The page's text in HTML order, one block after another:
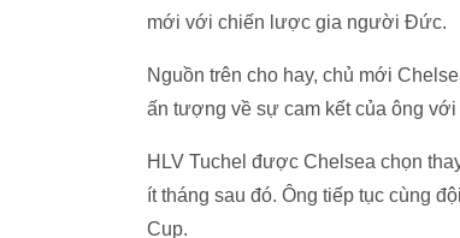
mới với chiến lược gia người Đức.
Nguồn trên cho hay, chủ mới
ấn tượng về sự cam kết của ông
HLV Tuchel được Chelsea chọn
ít tháng sau đó. Ông tiếp tục cùng
Cup.